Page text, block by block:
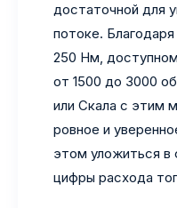
достаточной для
потоке.
250 Нм,
от 1500 до 3000
или Скала с этим
ровное и
этом уложиться в
цифры расхода